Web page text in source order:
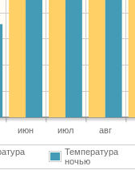
июн июл авг
Температура
ночью